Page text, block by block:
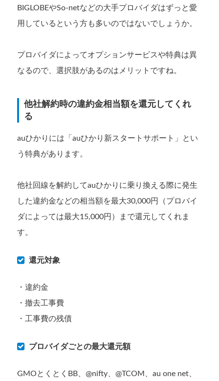
BIGLOBEやSo-netなどの大手プロバイダはずっと愛
用しているという方も多いのではないでしょうか。
プロバイダによってオプションサービスや特典は異
なるので、選択肢があるのはメリットですね。
他社解約時の違約金相当額を還元してくれ
る
auひかりには「auひかり新スタートサポート」とい
う特典があります。
他社回線を解約してauひかりに乗り換える際に発生
した違約金などの相当額を最大30,000円（プロバイ
ダによっては最大15,000円）まで還元してくれま
す。
還元対象
・違約金
・撤去工事費
・工事費の残債
プロバイダごとの最大還元額
GMOとくとくBB、@nifty、@TCOM、au one net、